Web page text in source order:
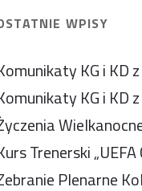
WPISY
KG i KD
KG i KD
Trenerski „UEFA
Plenarne